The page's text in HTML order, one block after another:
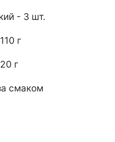
- 3 шт.
г
г
смаком